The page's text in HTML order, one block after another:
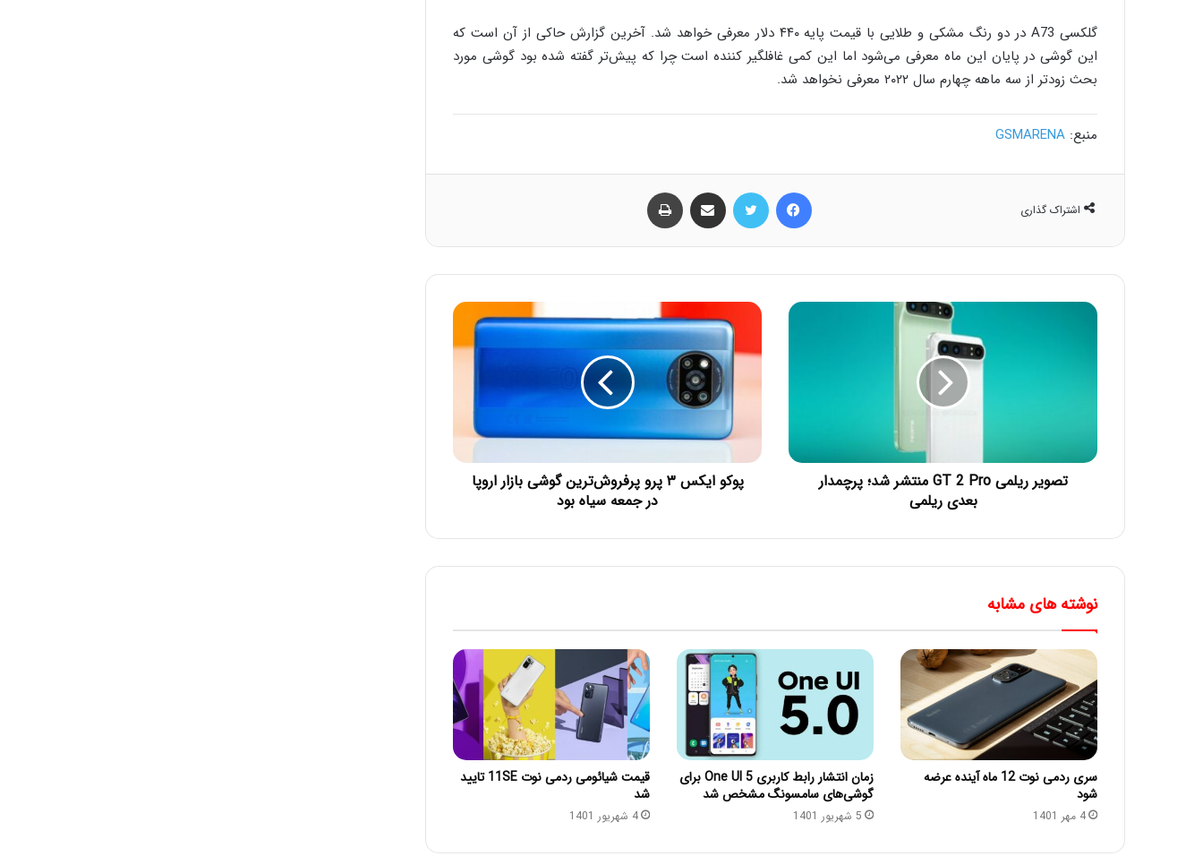
گلکسی A73 در دو رنگ مشکی و طلایی با قیمت پایه ۴۴۰ دلار معرفی خواهد شد. آخرین گزارش حاکی از آن است که
این گوشی در پایان این ماه معرفی می‌شود اما این کمی غافلگیر کننده است چرا که پیش‌تر گفته شده بود گوشی مورد
بحث زودتر از سه ماهه چهارم سال ۲۰۲۲ معرفی نخواهد شد.
منبع: GSMARENA
اشتراک گذاری
تصویر ریلمی GT 2 Pro منتشر شد؛ پرچمدار
بعدی ریلمی
پوکو ایکس ۳ پرو پرفروش‌ترین گوشی بازار اروپا
در جمعه سیاه بود
نوشته های مشابه
سری ردمی نوت 12 ماه آینده عرضه
شود
4 مهر 1401
زمان انتشار رابط کاربری One UI 5 برای
گوشی‌های سامسونگ مشخص شد
5 شهریور 1401
قیمت شیائومی ردمی نوت 11SE تایید
شد
4 شهریور 1401